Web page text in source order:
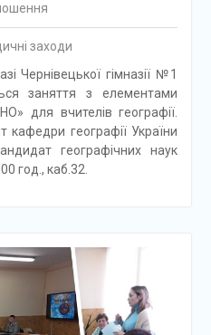
заходи
Чернівецької гімназії №1
заняття з елементами
для вчителів географії.
географії України
географічних наук
год., каб.32.